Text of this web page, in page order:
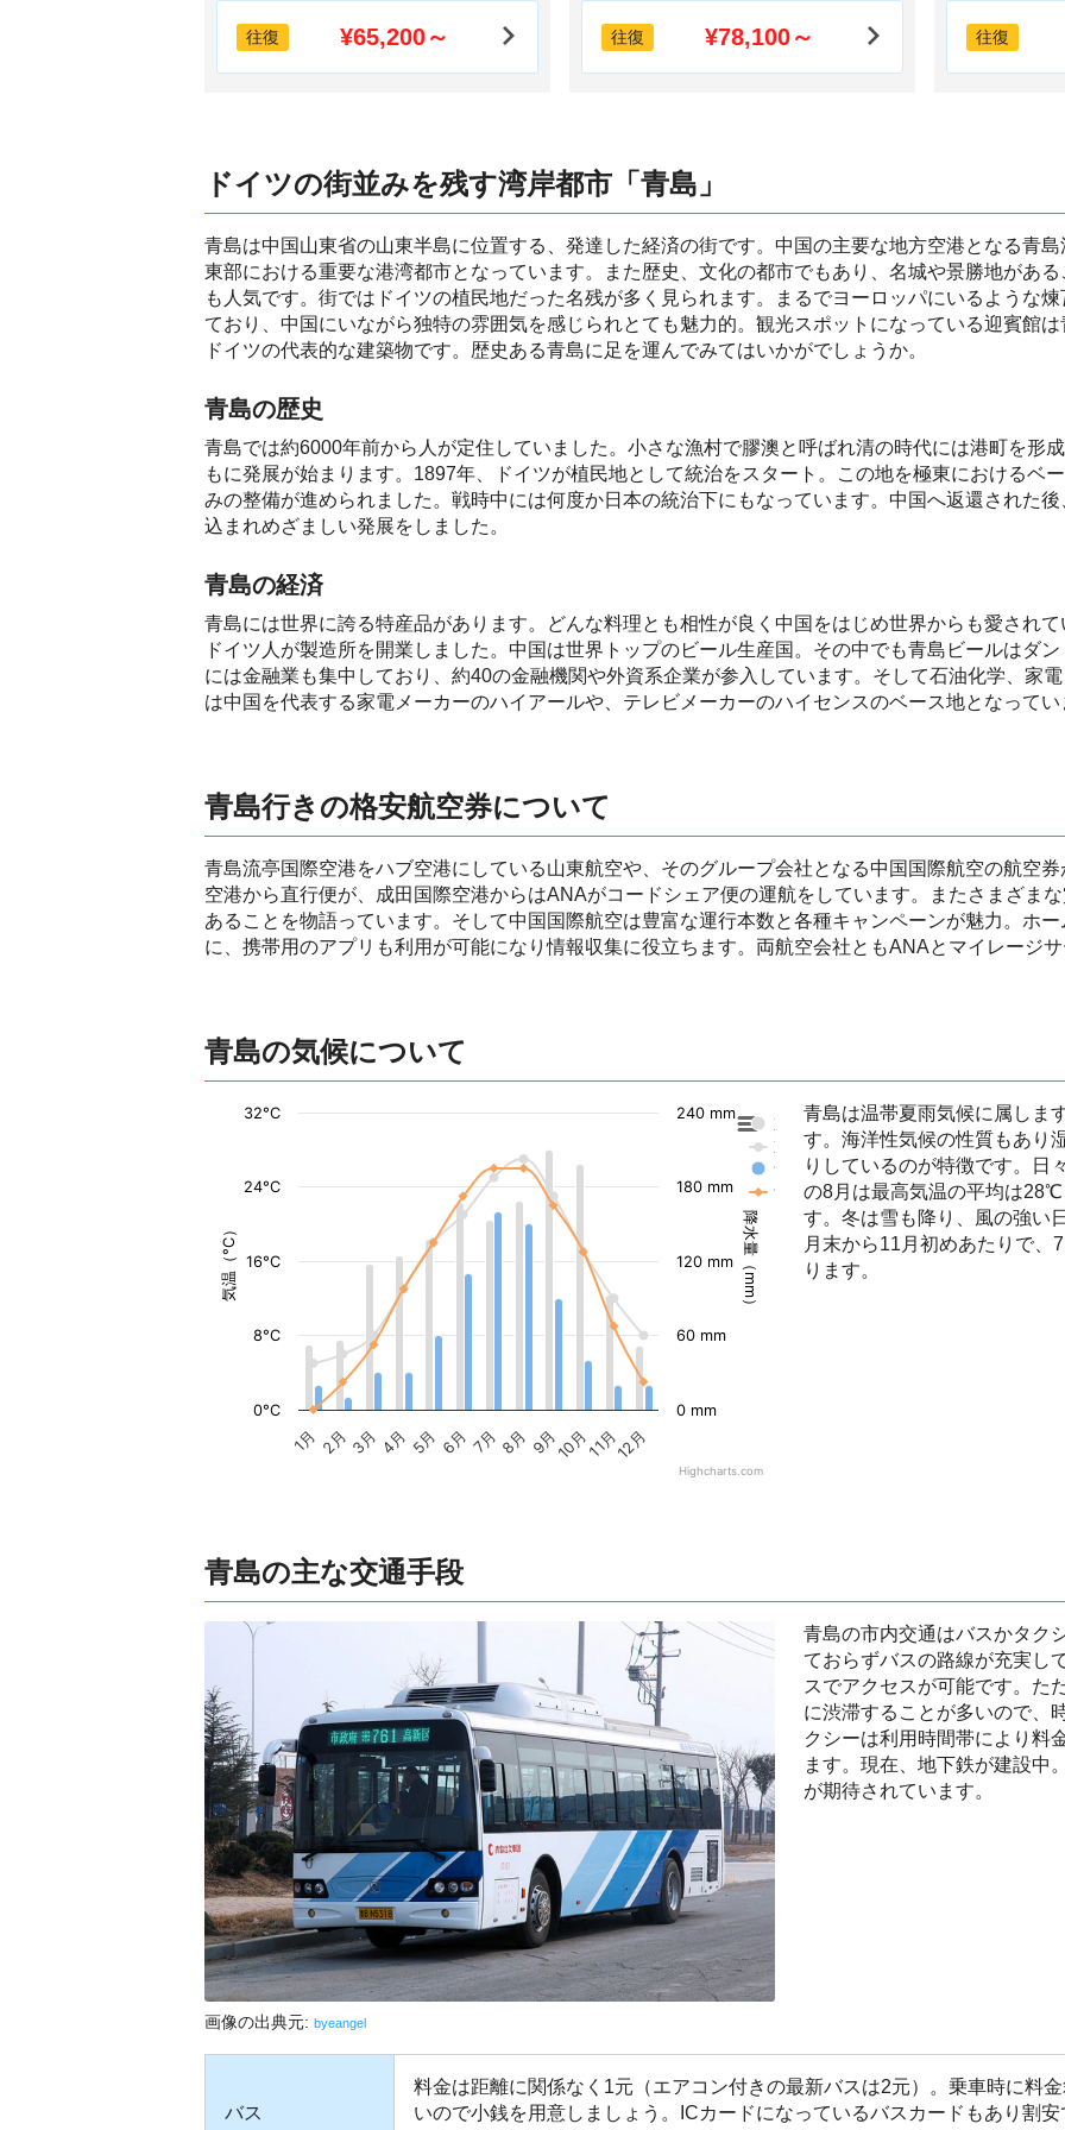
往復 ¥65,200～ 往復 ¥78,100～ 往復
ドイツの街並みを残す湾岸都市「青島」
青島は中国山東省の山東半島に位置する、発達した経済の街です。中国の主要な地方空港となる青
東部における重要な港湾都市となっています。また歴史、文化の都市でもあり、名城や景勝地があ
も人気です。街ではドイツの植民地だった名残が多く見られます。まるでヨーロッパにいるような
ており、中国にいながら独特の雰囲気を感じられとても魅力的。観光スポットになっている迎賓館
ドイツの代表的な建築物です。歴史ある青島に足を運んでみてはいかがでしょうか。
青島の歴史
青島では約6000年前から人が定住していました。小さな漁村で膠澳と呼ばれ清の時代には港町を形
もに発展が始まります。1897年、ドイツが植民地として統治をスタート。この地を極東におけるベ
みの整備が進められました。戦時中には何度か日本の統治下にもなっています。中国へ返還された
込まれめざましい発展をしました。
青島の経済
青島には世界に誇る特産品があります。どんな料理とも相性が良く中国をはじめ世界からも愛され
ドイツ人が製造所を開業しました。中国は世界トップのビール生産国。その中でも青島ビールはダ
には金融業も集中しており、約40の金融機関や外資系企業が参入しています。そして石油化学、家
は中国を代表する家電メーカーのハイアールや、テレビメーカーのハイセンスのベース地となってい
青島行きの格安航空券について
青島流亭国際空港をハブ空港にしている山東航空や、そのグループ会社となる中国国際航空の航空
空港から直行便が、成田国際空港からはANAがコードシェア便の運航をしています。またさまざま
あることを物語っています。そして中国国際航空は豊富な運行本数と各種キャンペーンが魅力。ホ
に、携帯用のアプリも利用が可能になり情報収集に役立ちます。両航空会社ともANAとマイレージ
青島の気候について
気温（°C） 降水量（mm）
東京の降水量
東京の気温
青島の降水量
青島の気温
1月 2月 3月 4月 5月 6月 7月 8月 9月10月11月12月
0°C
8°C
16°C
24°C
32°C
0 mm
60 mm
120 mm
180 mm
240 mm
Highcharts.com
青島は温帯夏雨気候に属しま
す。海洋性気候の性質もあり
りしているのが特徴です。日
の8月は最高気温の平均は
す。冬は雪も降り、風の強い
月末から11月初めあたりで、
ります。
青島の主な交通手段
画像の出典元: byeangel
青島の市内交通はバスかタク
ておらずバスの路線が充実し
スでアクセスが可能です。た
に渋滞することが多いので、
クシーは利用時間帯により料
ます。現在、地下鉄が建設中
が期待されています。
バス
料金は距離に関係なく1元（エアコン付きの最新バスは2元）。乗車時に料
いので小銭を用意しましょう。ICカードになっているバスカードもあり割